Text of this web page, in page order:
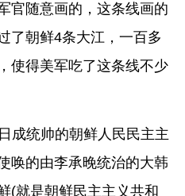
官随意画的，这条线画的
了朝鲜4条大江，一百多
使得美军吃了这条线不少
成统帅的朝鲜人民民主主
唤的由李承晚统治的大韩
(就是朝鲜民主主义共和